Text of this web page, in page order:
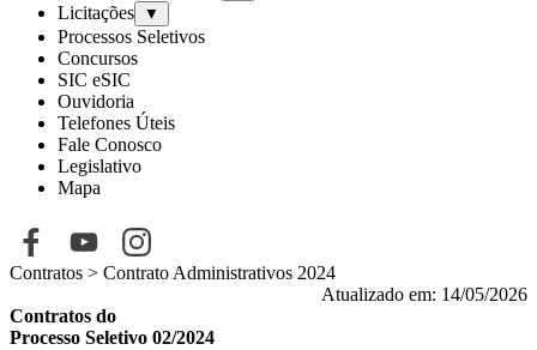
Licitações ▼
Processos Seletivos
Concursos
SIC eSIC
Ouvidoria
Telefones Úteis
Fale Conosco
Legislativo
Mapa
Contratos > Contrato Administrativos 2024
Atualizado em: 14/05/2026
Contratos do
Processo Seletivo 02/2024